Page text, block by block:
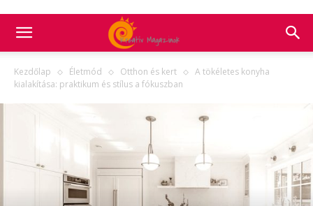
Kezdőlap Életmód Otthon és kert
A tökéletes konyha
kialakítása: praktikum és stílus a fókuszban